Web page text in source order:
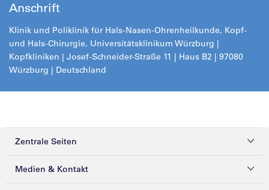
Anschrift
Klinik und Poliklinik für Hals-Nasen-Ohrenheilkunde, Kopf-
und Hals-Chirurgie, Universitätsklinikum Würzburg |
Kopfkliniken | Josef-Schneider-Straße 11 | Haus B2 | 97080
Würzburg | Deutschland
Zentrale Seiten
Kliniken & Zentren
Medien & Kontakt